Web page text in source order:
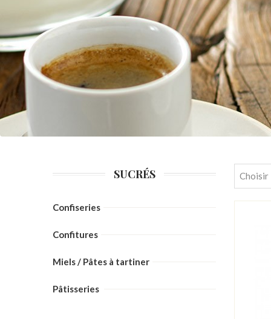
SUCRÉS
Confiseries
Confitures
Miels / Pâtes à tartiner
Pâtisseries
Choisir